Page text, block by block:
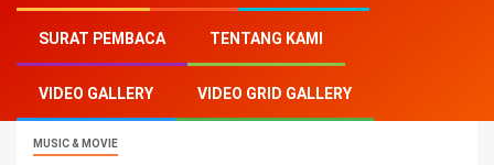
SURAT PEMBACA TENTANG KAMI
VIDEO GALLERY VIDEO GRID GALLERY
Home-Music & Movie-WeTV Hadirkan Serial “Jodoh
atau Bukan” Siap Tayang 13 Januari
MUSIC & MOVIE